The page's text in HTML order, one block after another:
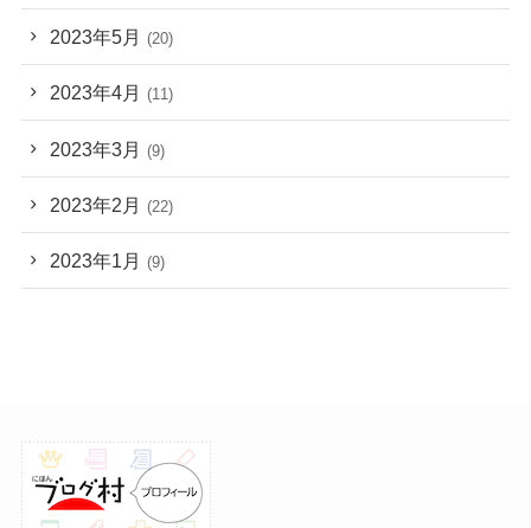
2023年5月 (20)
2023年4月 (11)
2023年3月 (9)
2023年2月 (22)
2023年1月 (9)